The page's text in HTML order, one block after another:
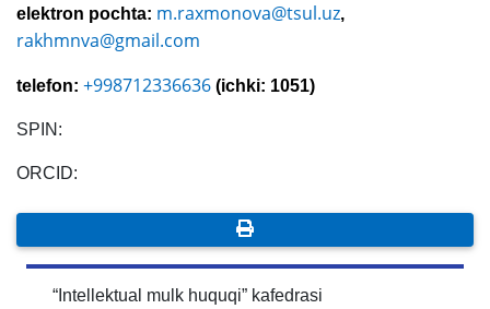
elektron pochta: m.raxmonova@tsul.uz,
rakhmnva@gmail.com
telefon: +998712336636 (ichki: 1051)
SPIN:
ORCID:
“Intellektual mulk huquqi” kafedrasi